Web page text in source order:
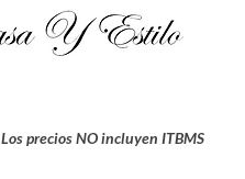
Los precios NO incluyen ITBMS